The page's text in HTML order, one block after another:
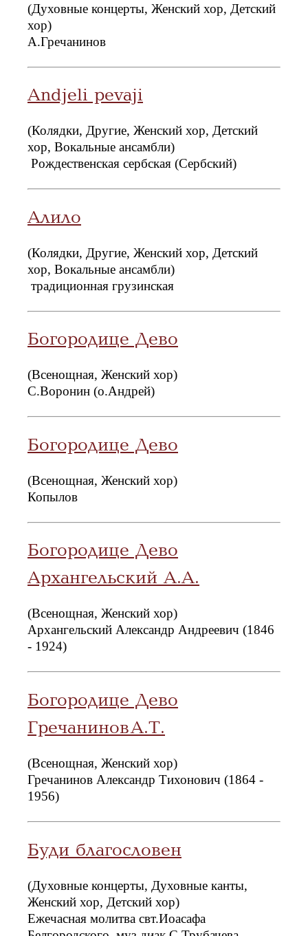
(Духовные концерты, Женский хор, Детский
хор)
А.Гречанинов
Andjeli pevaji
(Колядки, Другие, Женский хор, Детский
хор, Вокальные ансамбли)
Рождественская сербская (Сербский)
Алило
(Колядки, Другие, Женский хор, Детский
хор, Вокальные ансамбли)
традиционная грузинская
Богородице Дево
(Всенощная, Женский хор)
С.Воронин (о.Андрей)
Богородице Дево
(Всенощная, Женский хор)
Копылов
Богородице Дево
Архангельский А.А.
(Всенощная, Женский хор)
Архангельский Александр Андреевич (1846
- 1924)
Богородице Дево
Гречанинов А.Т.
(Всенощная, Женский хор)
Гречанинов Александр Тихонович (1864 -
1956)
Буди благословен
(Духовные концерты, Духовные канты,
Женский хор, Детский хор)
Ежечасная молитва свт.Иоасафа